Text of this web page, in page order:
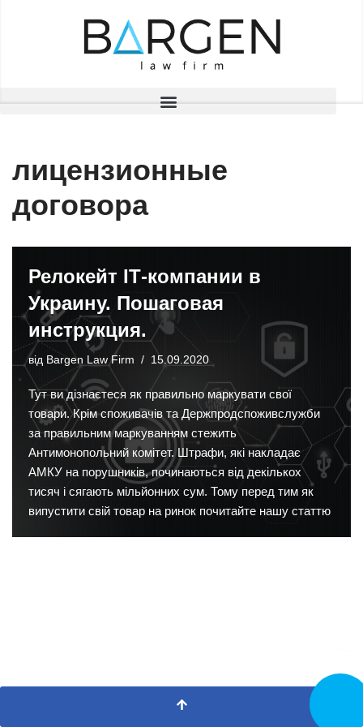
лицензионные
договора
Релокейт ІТ-компании в
Украину. Пошаговая
инструкция.
від Bargen Law Firm 15.09.2020
Тут ви дізнаєтеся як правильно маркувати свої
товари. Крім споживачів та Держпродспоживслужби
за правильним маркуванням стежить
Антимонопольний комітет. Штрафи, які накладає
АМКУ на порушників, починаються від декількох
тисяч і сягають мільйонних сум. Тому перед тим як
випустити свій товар на ринок почитайте нашу статтю